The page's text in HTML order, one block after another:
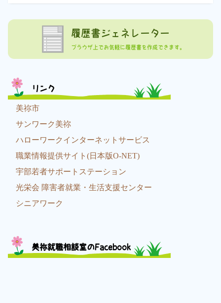
履歴書ジェネレーター
ブラウザ上でお気軽に履歴書を作成できます。
リンク
美祢市
サンワーク美祢
ハローワークインターネットサービス
職業情報提供サイト(日本版O-NET)
宇部若者サポートステーション
光栄会 障害者就業・生活支援センター
シニアワーク
美祢就職相談室のFacebook